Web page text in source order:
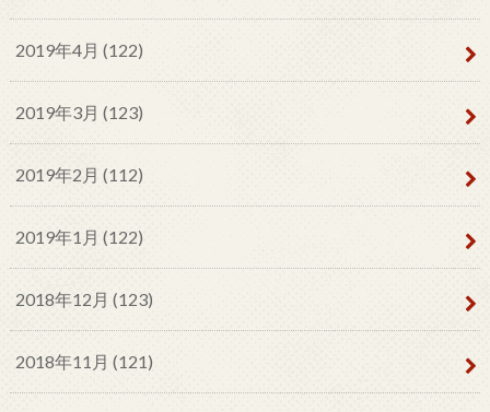
2019年4月 (122)
2019年3月 (123)
2019年2月 (112)
2019年1月 (122)
2018年12月 (123)
2018年11月 (121)